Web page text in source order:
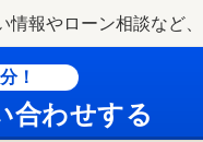
報やローン相談など、
！
合わせする